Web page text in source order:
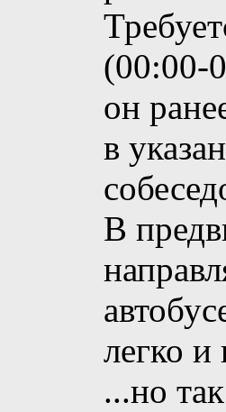
(00:00-
он
в
В
легко и
...но